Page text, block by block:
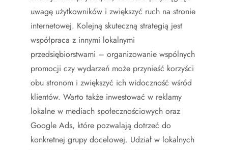
uwagę użytkowników i zwiększyć ruch na stronie
internetowej. Kolejną skuteczną strategią jest
współpraca z innymi lokalnymi
przedsiębiorstwami – organizowanie wspólnych
promocji czy wydarzeń może przynieść korzyści
obu stronom i zwiększyć ich widoczność wśród
klientów. Warto także inwestować w reklamy
lokalne w mediach społecznościowych oraz
Google Ads, które pozwalają dotrzeć do
konkretnej grupy docelowej. Udział w lokalnych